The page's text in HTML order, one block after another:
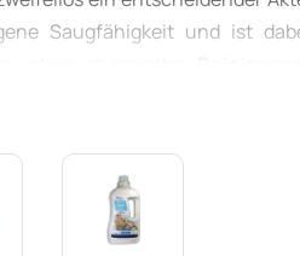
Saugfähigkeit und ist